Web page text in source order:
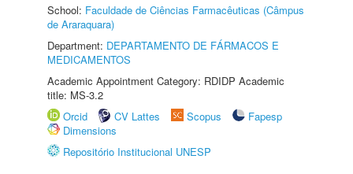
School: Faculdade de Ciências Farmacêuticas (Câmpus
de Araraquara)
Department: DEPARTAMENTO DE FÁRMACOS E
MEDICAMENTOS
Academic Appointment Category: RDIDP Academic
title: MS-3.2
Orcid
CV Lattes Scopus
Fapesp
Dimensions
Repositório Institucional UNESP